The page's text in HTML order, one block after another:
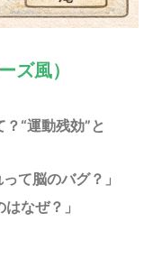
ズ風）
“運動残効”と
て脳のバグ？」
なぜ？」